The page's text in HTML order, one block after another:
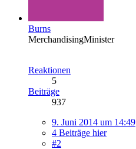
Burns
MerchandisingMinister
Reaktionen
5
Beiträge
937
9. Juni 2014 um 14:49
4 Beiträge hier
#2